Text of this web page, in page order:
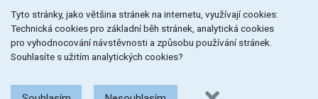
na
menu
na
obsah
na
patičku
stránky
Tyto stránky, jako většina stránek na internetu, využívají cookies:
Technická cookies pro základní běh stránek, analytická cookies
pro vyhodnocování návstěvnosti a způsobu používání stránek.
Souhlasíte s užitím analytických cookies?